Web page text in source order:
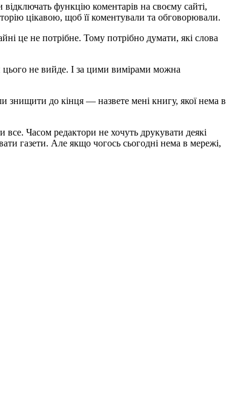
відключать функцію коментарів на своєму сайті,
цікавою, щоб її коментували та обговорювали.
це не потрібне. Тому потрібно думати, які слова
цього не вийде. І за цими вимірами можна
знищити до кінця ― назвете мені книгу, якої нема в
Часом редактори не хочуть друкувати деякі
газети. Але якщо чогось сьогодні нема в мережі,